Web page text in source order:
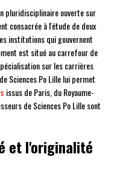
pluridisciplinaire ouverte sur
consacrée à l'étude de deux
institutions qui gouvernent
est situé au carrefour de
sur les carrières
Sciences Po Lille lui permet
issus de Paris, du Royaume-
de Sciences Po Lille sont
et l'originalité